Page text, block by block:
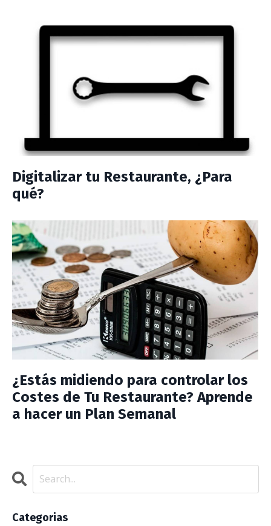
Digitalizar tu Restaurante, ¿Para
qué?
¿Estás midiendo para controlar los
Costes de Tu Restaurante? Aprende
a hacer un Plan Semanal
Categorias